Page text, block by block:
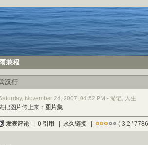
兼程
汉行
November 24, 2007, 04:52 PM - 游记, 人生
把图片传上来： 图片集
发表评论 0 引用 永久链接 ( 3.2 /